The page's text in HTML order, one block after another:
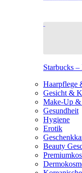
Starbucks
Haarpflege
Gesicht &
Make-Up
Gesundheit
Hygiene
Erotik
Beauty